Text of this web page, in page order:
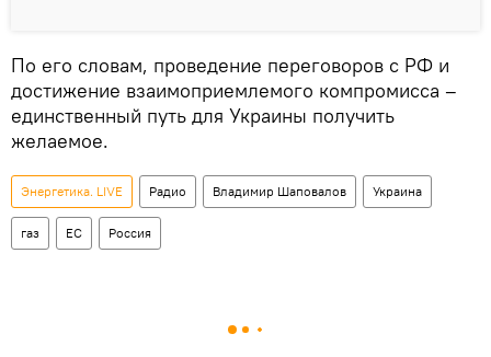
По его словам, проведение переговоров с РФ и
достижение взаимоприемлемого компромисса –
единственный путь для Украины получить
желаемое.
Энергетика. LIVE Радио Владимир Шаповалов Украина
газ ЕС Россия